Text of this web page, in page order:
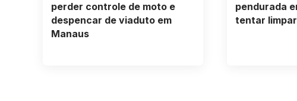
perder controle de moto e
despencar de viaduto em
Manaus
pendurada
tentar